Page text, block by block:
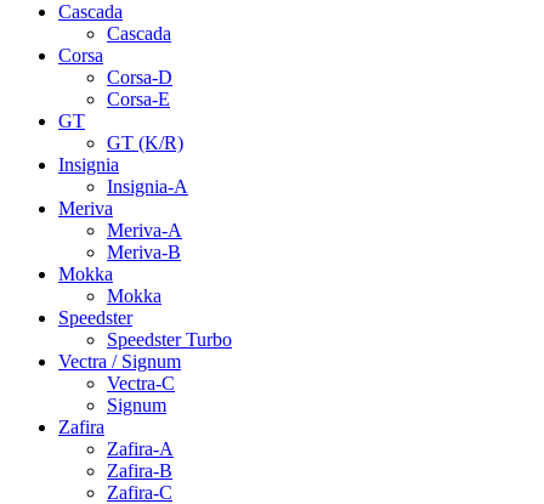
Cascada
Cascada
Corsa
Corsa-D
Corsa-E
GT
GT (K/R)
Insignia
Insignia-A
Meriva
Meriva-A
Meriva-B
Mokka
Mokka
Speedster
Speedster Turbo
Vectra / Signum
Vectra-C
Signum
Zafira
Zafira-A
Zafira-B
Zafira-C